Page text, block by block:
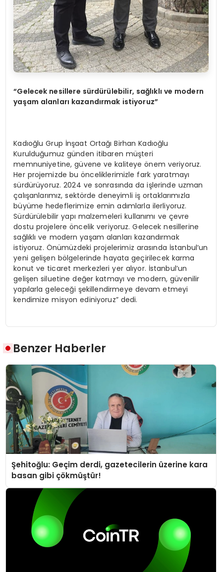
“Gelecek nesillere sürdürülebilir, sağlıklı ve modern
yaşam alanları kazandırmak istiyoruz”
Kadıoğlu Grup İnşaat Ortağı Birhan Kadıoğlu
Kurulduğumuz günden itibaren müşteri
memnuniyetine, güvene ve kaliteye önem veriyoruz.
Her projemizde bu önceliklerimizle fark yaratmayı
sürdürüyoruz. 2024 ve sonrasında da işlerinde uzman
çalışanlarımız, sektörde deneyimli iş ortaklarımızla
büyüme hedeflerimize emin adımlarla ilerliyoruz.
Sürdürülebilir yapı malzemeleri kullanımı ve çevre
dostu projelere öncelik veriyoruz. Gelecek nesillerine
sağlıklı ve modern yaşam alanları kazandırmak
istiyoruz. Önümüzdeki projelerimiz arasında İstanbul’un
yeni gelişen bölgelerinde hayata geçirilecek karma
konut ve ticaret merkezleri yer alıyor. İstanbul’un
gelişen siluetine değer katmayı ve modern, güvenilir
yapılarla geleceği şekillendirmeye devam etmeyi
kendimize misyon ediniyoruz” dedi.
Benzer Haberler
Şehitoğlu: Geçim derdi, gazetecilerin üzerine kara
basan gibi çökmüştür!